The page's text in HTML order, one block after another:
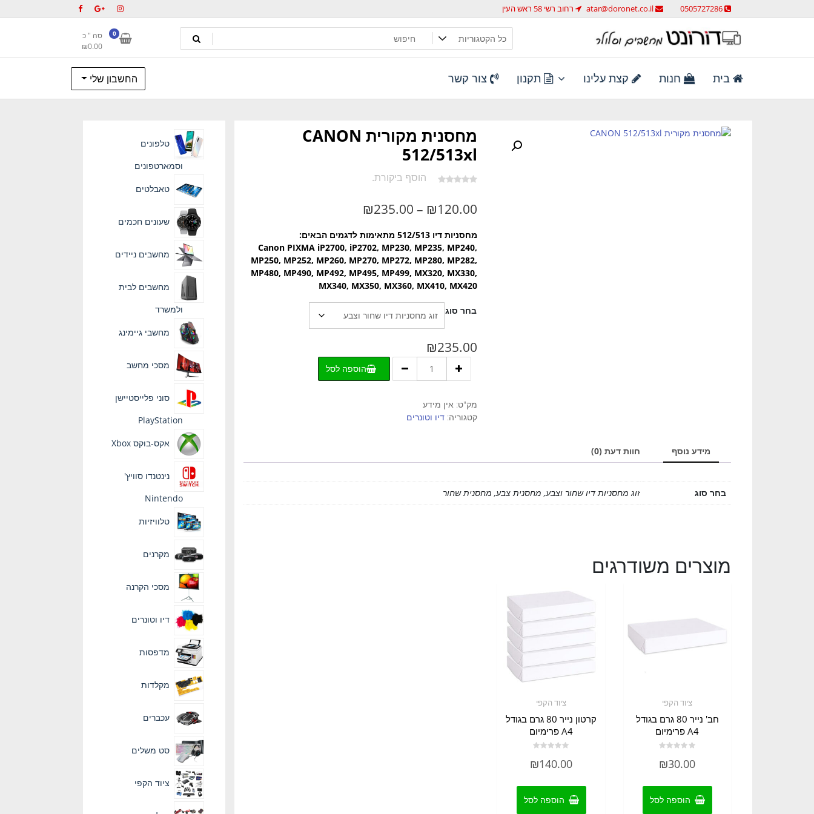
לתוכן
0505727286
atar@doronet.co.il רחוב רשי 58 ראש העין
דורונט מחשבים וסלולר
מחשבים וסלולר
0
סה " כ
₪0.00
בית חנות קצת עלינו תקנון צור קשר החשבון שלי
מחסנית מקורית CANON
512/513xl
הוסף ביקורת.
₪120.00
–
₪235.00
טווח
מחירים:
⁦₪120.00⁩
עד
⁦₪235.00⁩
מחסניות דיו 512/513 מתאימות לדגמים הבאים:
Canon PIXMA iP2700, iP2702, MP230, MP235, MP240,
MP250, MP252, MP260, MP270, MP272, MP280, MP282,
MP480, MP490, MP492, MP495, MP499, MX320, MX330,
MX340, MX350, MX360, MX410, MX420
בחר סוג
₪235.00
מקורית
CANON
הוספה לסל
מק"ט: אין מידע
קטגוריה: דיו וטונרים
מידע נוסף חוות דעת (0)
בחר סוג זוג מחסניות דיו שחור וצבע, מחסנית צבע, מחסנית שחור
מוצרים משודרגים
ציוד הקפי
חב' נייר 80 גרם בגודל
A4 פרימיום
0
₪30.00
הוספה לסל
ציוד הקפי
קרטון נייר 80 גרם בגודל
A4 פרימיום
0
₪140.00
הוספה לסל
טלפונים
וסמארטפונים
טאבלטים
שעונים חכמים
מחשבים ניידים
מחשבים לבית
ולמשרד
מחשבי גיימינג
מסכי מחשב
סוני פלייסטיישן
PlayStation
אקס-בוקס Xbox
נינטנדו סוויץ'
Nintendo
טלוויזיות
מקרנים
מסכי הקרנה
דיו וטונרים
מדפסות
מקלדות
עכברים
סט משלים
ציוד הקפי